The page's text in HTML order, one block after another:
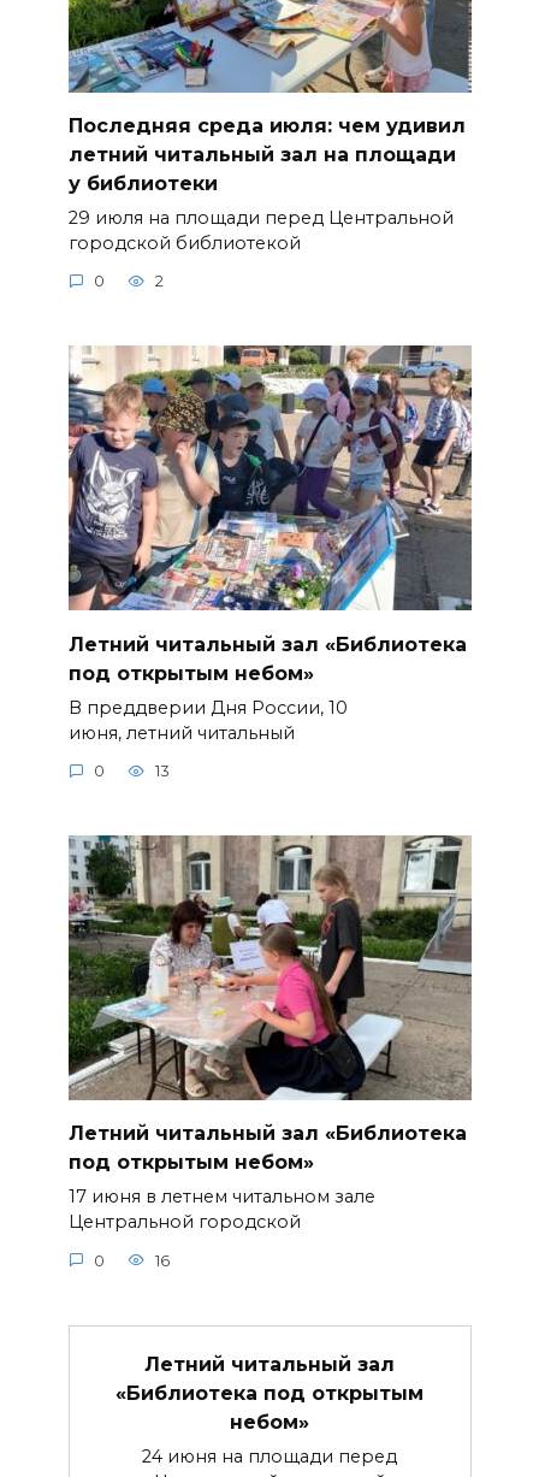
Последняя среда июля: чем удивил
летний читальный зал на площади
у библиотеки
29 июля на площади перед Центральной
городской библиотекой
0 2
Летний читальный зал «Библиотека
под открытым небом»
В преддверии Дня России, 10
июня, летний читальный
0 13
Летний читальный зал «Библиотека
под открытым небом»
17 июня в летнем читальном зале
Центральной городской
0 16
Летний читальный зал
«Библиотека под открытым
небом»
24 июня на площади перед